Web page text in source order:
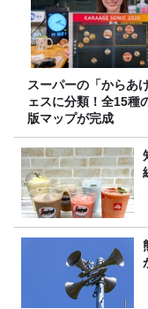
スーパーの「からあ
ェスに分類！全15種
版マップが完成